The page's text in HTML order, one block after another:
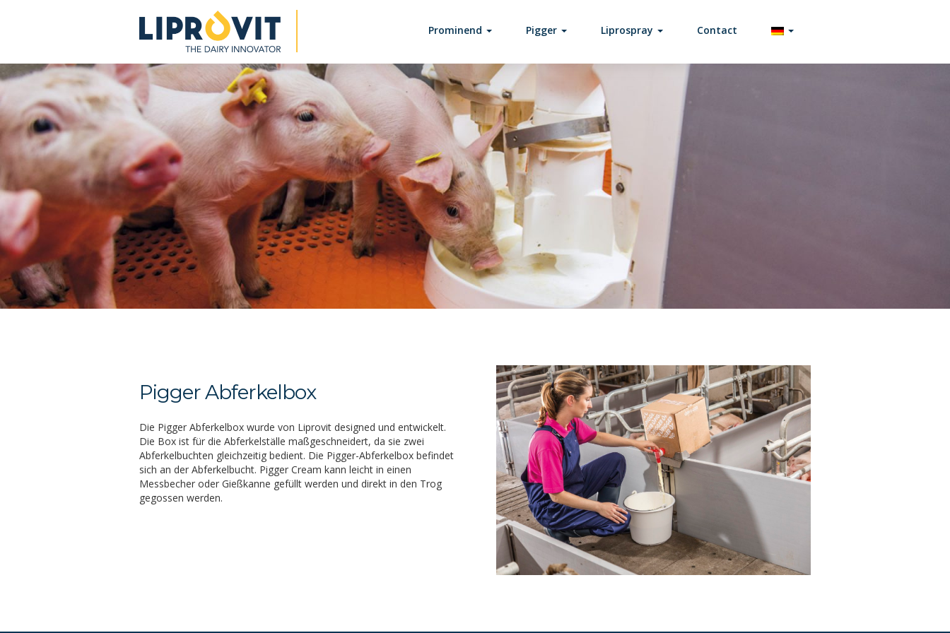
Prominend Pigger Liprospray Contact
Pigger Abferkelbox
Die Pigger Abferkelbox wurde von Liprovit designed und entwickelt.
Die Box ist für die Abferkelställe maßgeschneidert, da sie zwei
Abferkelbuchten gleichzeitig bedient. Die Pigger-Abferkelbox befindet
sich an der Abferkelbucht. Pigger Cream kann leicht in einen
Messbecher oder Gießkanne gefüllt werden und direkt in den Trog
gegossen werden.